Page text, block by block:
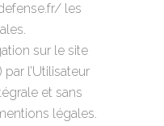
les
sur le site
l’Utilisateur
et sans
légales.